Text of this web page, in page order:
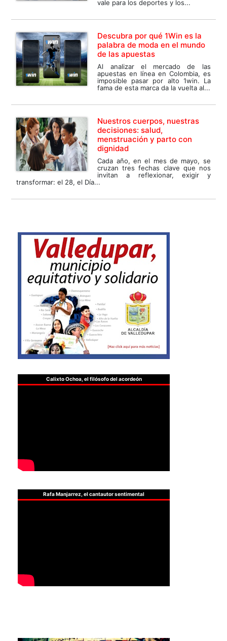
vale para los deportes y los...
Descubra por qué 1Win es la
palabra de moda en el mundo
de las apuestas
Al analizar el mercado de las
apuestas en línea en Colombia, es
imposible pasar por alto 1win. La
fama de esta marca da la vuelta al...
Nuestros cuerpos, nuestras
decisiones: salud,
menstruación y parto con
dignidad
Cada año, en el mes de mayo, se
cruzan tres fechas clave que nos
invitan a reflexionar, exigir y
transformar: el 28, el Día...
Calixto Ochoa, el filósofo del acordeón
Rafa Manjarrez, el cantautor sentimental